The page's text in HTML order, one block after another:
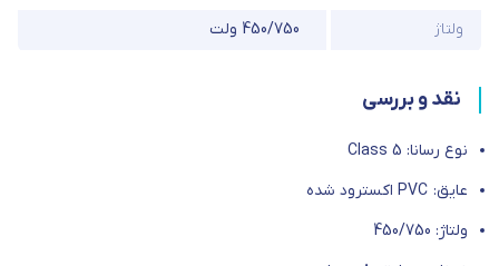
ولتاژ
450/750 ولت
نقد و بررسی
نوع رسانا: Class 5
عایق: PVC اکسترود شده
ولتاژ: 450/750